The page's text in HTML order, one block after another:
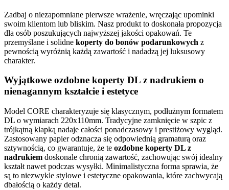
Zadbaj o niezapomniane pierwsze wrażenie, wręczając upominki
swoim klientom lub bliskim. Nasz produkt to doskonała propozycja
dla osób poszukujących najwyższej jakości opakowań. Te
przemyślane i solidne koperty do bonów podarunkowych z
pewnością wyróżnią każdą zawartość i nadadzą jej luksusowy
charakter.
Wyjątkowe ozdobne koperty DL z nadrukiem o
nienagannym kształcie i estetyce
Model CORE charakteryzuje się klasycznym, podłużnym formatem
DL o wymiarach 220x110mm. Tradycyjne zamknięcie w szpic z
trójkątną klapką nadaje całości ponadczasowy i prestiżowy wygląd.
Zastosowany papier odznacza się odpowiednią gramaturą oraz
sztywnością, co gwarantuje, że te ozdobne koperty DL z
nadrukiem doskonale chronią zawartość, zachowując swój idealny
kształt nawet podczas wysyłki. Minimalistyczna forma sprawia, że
są to niezwykle stylowe i estetyczne opakowania, które zachwycają
dbałością o każdy detal.